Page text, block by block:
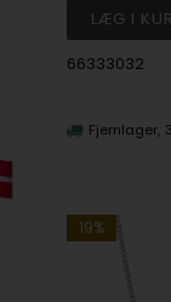
66333032
Fjernlager
19%